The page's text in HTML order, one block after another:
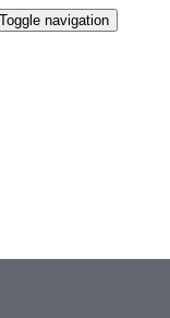
Toggle navigation